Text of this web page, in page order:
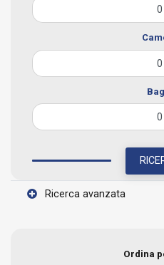
Ricerca avanzata
Ordina